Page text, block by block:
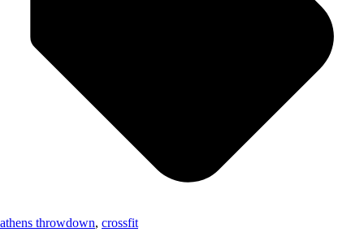
athens throwdown, crossfit